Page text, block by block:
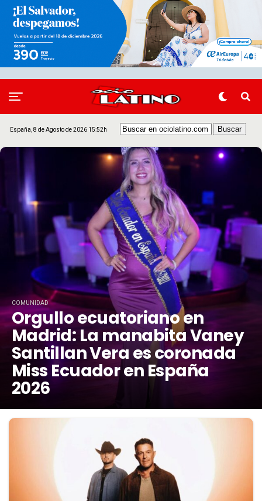
España, 8 de Agosto de 2026 15:52h
COMUNIDAD
Orgullo ecuatoriano en
Madrid: La manabita Vaney
Santillan Vera es coronada
Miss Ecuador en España
2026